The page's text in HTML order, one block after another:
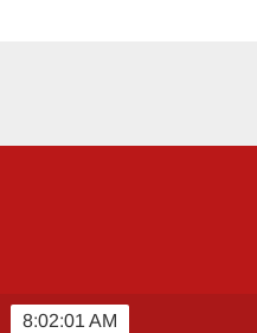
8:02:01 AM